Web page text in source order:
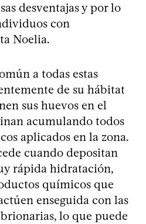
desventajas y por lo
con
Noelia.
a todas estas
de su hábitat
sus huevos en el
acumulando todos
aplicados en la zona.
cuando depositan
rápida hidratación,
químicos que
enseguida con las
lo que puede